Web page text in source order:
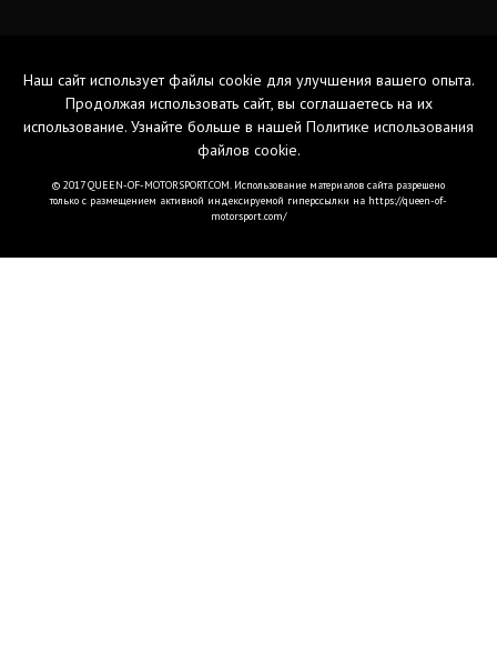
Наш сайт использует файлы cookie для улучшения вашего опыта.
Продолжая использовать сайт, вы соглашаетесь на их
использование. Узнайте больше в нашей Политике использования
файлов cookie.
© 2017 QUEEN-OF-MOTORSPORT.COM. Использование материалов сайта разрешено
только с размещением активной индексируемой гиперссылки на https://queen-of-
motorsport.com/